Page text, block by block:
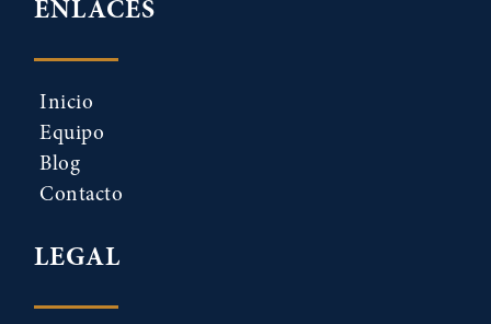
ENLACES
Inicio
Equipo
Blog
Contacto
LEGAL